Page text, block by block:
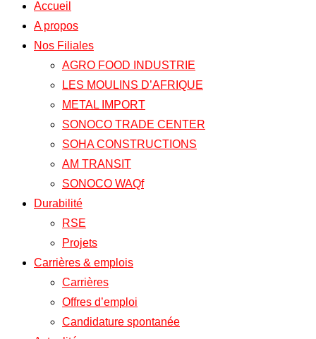
Accueil
A propos
Nos Filiales
AGRO FOOD INDUSTRIE
LES MOULINS D’AFRIQUE
METAL IMPORT
SONOCO TRADE CENTER
SOHA CONSTRUCTIONS
AM TRANSIT
SONOCO WAQf
Durabilité
RSE
Projets
Carrières & emplois
Carrières
Offres d’emploi
Candidature spontanée